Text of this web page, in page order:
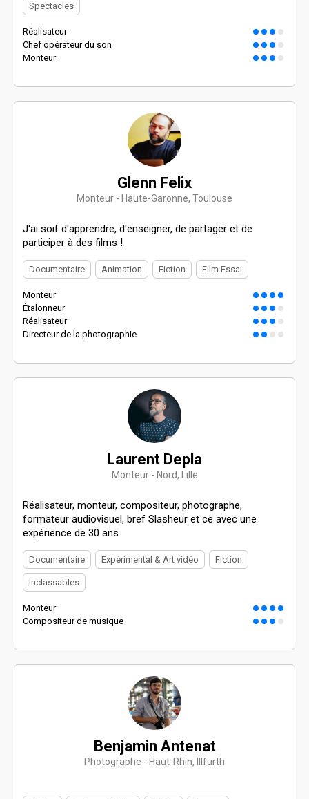
Spectacles
Réalisateur
Chef opérateur du son
Monteur
Glenn Felix
Monteur - Haute-Garonne, Toulouse
J'ai soif d'apprendre, d'enseigner, de partager et de
participer à des films !
Documentaire Animation Fiction Film Essai
Monteur
Étalonneur
Réalisateur
Directeur de la photographie
Laurent Depla
Monteur - Nord, Lille
Réalisateur, monteur, compositeur, photographe,
formateur audiovisuel, bref Slasheur et ce avec une
expérience de 30 ans
Documentaire Expérimental & Art vidéo Fiction
Inclassables
Monteur
Compositeur de musique
Benjamin Antenat
Photographe - Haut-Rhin, Illfurth